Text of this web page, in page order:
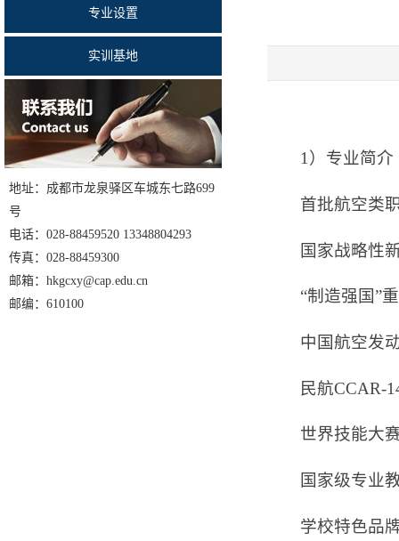
专业设置
实训基地
地址：成都市龙泉驿区车城东七路699
号
电话：028-88459520 13348804293
传真：028-88459300
邮箱：hkgcxy@cap.edu.cn
邮编：610100
1）专业简介
首批航空类
国家战略性
“制造强国”
中国航空发
民航CCAR-
世界技能大
国家级专业
学校特色品